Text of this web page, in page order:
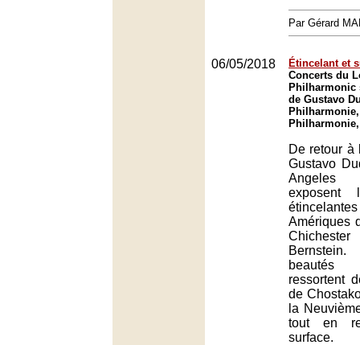
Par Gérard
06/05/2018
Étincelant et
Concerts du
Philharmonic
de Gustavo
De retour à
Gustavo
Angeles
exposent
Amériques
beautés
ressortent
de
la
tout en
surface.